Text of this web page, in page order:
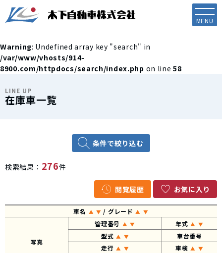
Warning: Undefined array key "search" in
/var/www/vhosts/914-
8900.com/httpdocs/search/index.php on line58
LINE UP
在庫車一覧
条件で絞り込む
検索結果： 276件
閲覧履歴 お気に入り
車名 ▲ ▼ / グレード ▲ ▼
写真
管理番号 ▲ ▼ 年式 ▲ ▼
型式 ▲ ▼
車台番号
車検 ▲ ▼
走行 ▲ ▼